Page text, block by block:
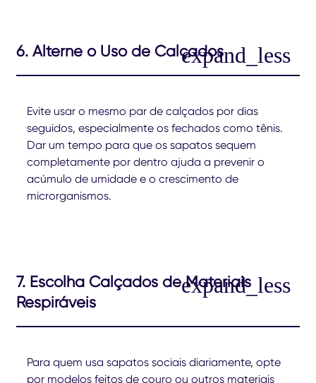
6. Alterne o Uso de Calçados
Evite usar o mesmo par de calçados por dias
seguidos, especialmente os fechados como tênis.
Dar um tempo para que os sapatos sequem
completamente por dentro ajuda a prevenir o
acúmulo de umidade e o crescimento de
microrganismos.
7. Escolha Calçados de Materiais
Respiráveis
Para quem usa sapatos sociais diariamente, opte
por modelos feitos de couro ou outros materiais